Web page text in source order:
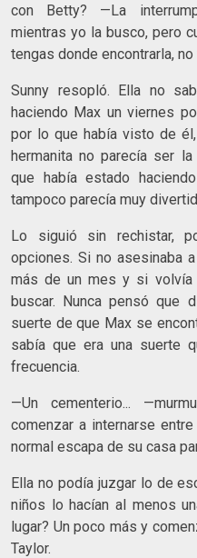
con Betty? —La
mientras yo la busco, pero
tengas donde encontrarla,
Sunny resopló. Ella no
haciendo Max un viernes
por lo que había visto de
hermanita no parecía ser
que había estado
tampoco parecía muy
Lo siguió sin rechistar,
opciones. Si no asesinaba
más de un mes y si volvía
buscar. Nunca pensó que
suerte de que Max se
sabía que era una suerte
frecuencia.
—Un cementerio...
comenzar a internarse
normal escapa de su casa
Ella no podía juzgar lo de
niños lo hacían al menos
lugar? Un poco más y
Taylor.